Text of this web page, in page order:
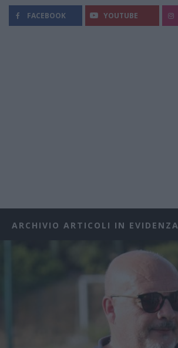
FACEBOOK YOUTUBE
ARCHIVIO ARTICOLI IN EVIDENZA